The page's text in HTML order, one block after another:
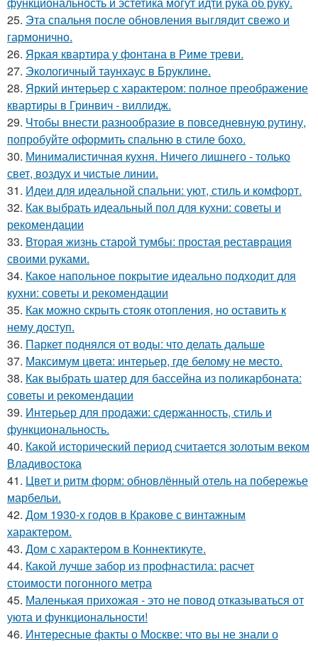
25. Эта спальня после обновления выглядит свежо и
гармонично.
26. Яркая квартира у фонтана в Риме треви.
27. Экологичный таунхаус в Бруклине.
28. Яркий интерьер с характером: полное преображение
квартиры в Гринвич - виллидж.
29. Чтобы внести разнообразие в повседневную рутину,
попробуйте оформить спальню в стиле бохо.
30. Минималистичная кухня. Ничего лишнего - только
свет, воздух и чистые линии.
31. Идеи для идеальной спальни: уют, стиль и комфорт.
32. Как выбрать идеальный пол для кухни: советы и
рекомендации
33. Вторая жизнь старой тумбы: простая реставрация
своими руками.
34. Какое напольное покрытие идеально подходит для
кухни: советы и рекомендации
35. Как можно скрыть стояк отопления, но оставить к
нему доступ.
36. Паркет поднялся от воды: что делать дальше
37. Максимум цвета: интерьер, где белому не место.
38. Как выбрать шатер для бассейна из поликарбоната:
советы и рекомендации
39. Интерьер для продажи: сдержанность, стиль и
функциональность.
40. Какой исторический период считается золотым веком
Владивостока
41. Цвет и ритм форм: обновлённый отель на побережье
марбельи.
42. Дом 1930-х годов в Кракове с винтажным
характером.
43. Дом с характером в Коннектикуте.
44. Какой лучше забор из профнастила: расчет
стоимости погонного метра
45. Маленькая прихожая - это не повод отказываться от
уюта и функциональности!
46. Интересные факты о Москве: что вы не знали о